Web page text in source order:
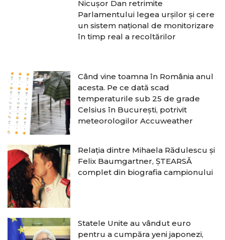
Nicușor Dan retrimite
Parlamentului legea urșilor și cere
un sistem național de monitorizare
în timp real a recoltărilor
Când vine toamna în România anul
acesta. Pe ce dată scad
temperaturile sub 25 de grade
Celsius în București, potrivit
meteorologilor Accuweather
Relația dintre Mihaela Rădulescu și
Felix Baumgartner, ȘTEARSĂ
complet din biografia campionului
Statele Unite au vândut euro
pentru a cumpăra yeni japonezi,